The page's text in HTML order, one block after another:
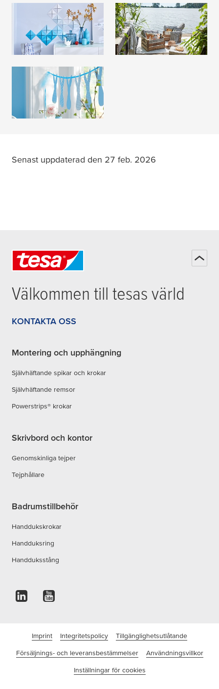
Väggdekoration
LÄS MER
Sommardekoration
LÄS MER
Påskdekoration
LÄS MER
Senast uppdaterad den 27 feb. 2026
Välkommen till tesas värld
KONTAKTA OSS
Montering och upphängning
Självhäftande spikar och krokar
Självhäftande remsor
Powerstrips® krokar
Skrivbord och kontor
Genomskinliga tejper
Tejphållare
Badrumstillbehör
Handdukskrokar
Handduksring
Handduksstång
Imprint Integritetspolicy Tillgänglighetsutlåtande
Försäljnings- och leveransbestämmelser Användningsvillkor
Inställningar för cookies